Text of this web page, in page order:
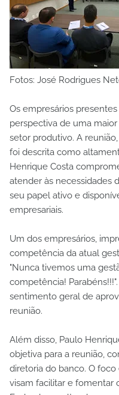
Fotos: José Rodrigues
Os empresários
perspectiva de uma
setor produtivo. A
foi descrita como
Henrique Costa
atender às necessidades
seu papel ativo e
empresariais.
Um dos empresários,
competência da atual
"Nunca tivemos uma
competência!
sentimento geral de
reunião.
Além disso, Paulo
objetiva para a reunião,
diretoria do banco. O
visam facilitar e fomentar